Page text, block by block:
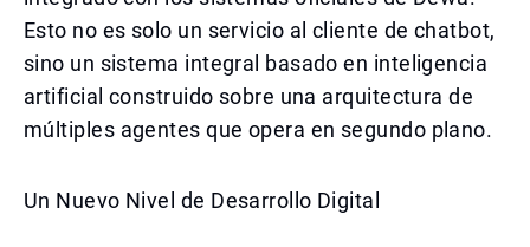
Esto no es solo un servicio al cliente de chatbot,
sino un sistema integral basado en inteligencia
artificial construido sobre una arquitectura de
múltiples agentes que opera en segundo plano.
Un Nuevo Nivel de Desarrollo Digital